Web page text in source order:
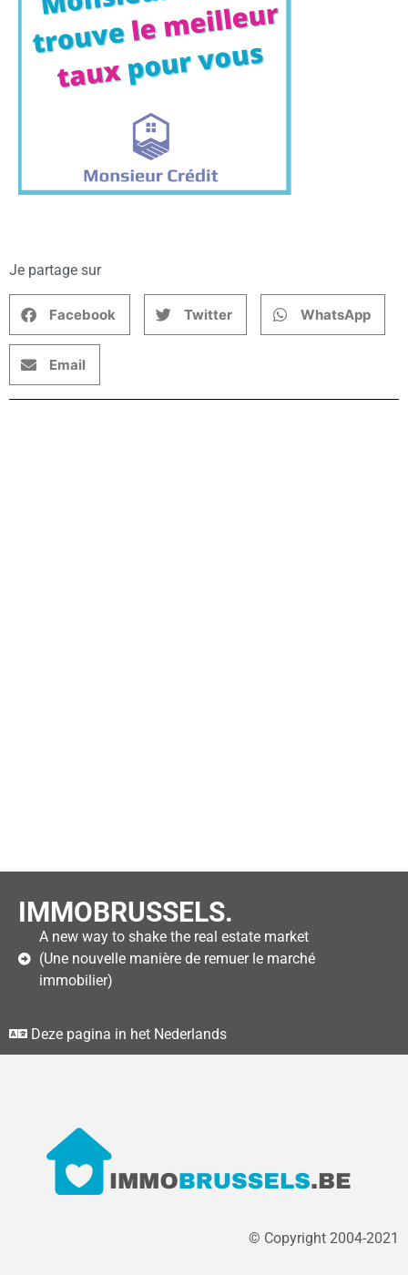
Je partage sur
Facebook Twitter WhatsApp
Email
IMMOBRUSSELS.
A new way to shake the real estate market
(Une nouvelle manière de remuer le marché
immobilier)
Deze pagina in het Nederlands
© Copyright 2004-2021